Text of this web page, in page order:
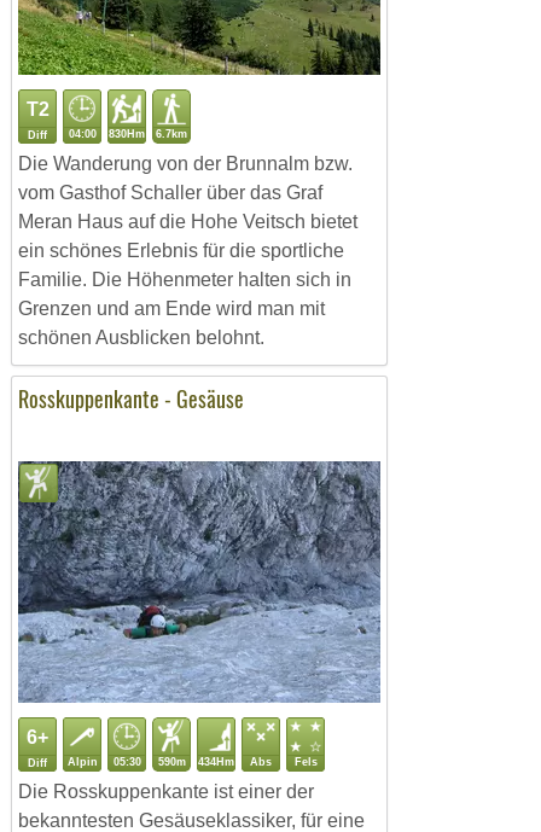
T2
Diff 04:00 830Hm 6.7km
Die Wanderung von der Brunnalm bzw.
vom Gasthof Schaller über das Graf
Meran Haus auf die Hohe Veitsch bietet
ein schönes Erlebnis für die sportliche
Familie. Die Höhenmeter halten sich in
Grenzen und am Ende wird man mit
schönen Ausblicken belohnt.
Rosskuppenkante - Gesäuse
6+
Diff Alpin 05:30 590m 434Hm Abs Fels
Die Rosskuppenkante ist einer der
bekanntesten Gesäuseklassiker, für eine